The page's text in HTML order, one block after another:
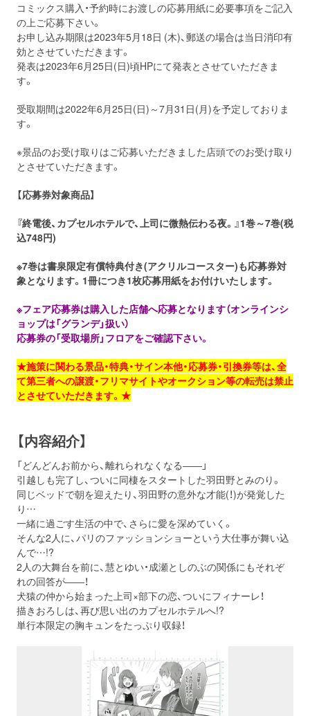
コミックス購入・予約時にお渡しの応募用紙に必要事項をご記入
の上ご応募下さい。
お申し込み期限は2023年5月18日 (木)、郵送の場合は当日消印有
効とさせていただきます。
発表は2023年6⽉25⽇(⽇)頃HPにて発表とさせていただきま
す。
受取期間は2022年6月25日(日)～7月31日(月)を予定しておりま
す。
※景品のお受け取りはご応募いただきました店頭でのお受け取り
とさせていただきます。
【応募券対象商品】
『終電後、カプセルホテルで、上司に微熱伝わる夜。』1巻～7巻(税
込748円)
※7巻は書泉限定有償特典付き(アクリルコースター)も応募券対
象となります。1冊につき1枚応募用紙をお付けいたします。
※フェア応募券は購入した店舗へ応募となります（オンラインシ
ョップは「グランデ」扱い）
応募券の「受取場所」フロアをご確認下さい。
★施策に関わる景品・特典・サイン本他・応募券・引換券等は、全
て第三者への譲渡・フリマサイトやオークション等の転売は禁止
とさせていただきます。★
【内容紹介】
「どんどんお前から、離れられなくなる――」
引越しも完了し、ついに同棲をスタートした羽田野とみのり。
同じベッドで朝を迎えたり、羽田野の意外な才能(！)が発覚した
り…
一緒に過ごす生活の中で、さらに愛を深めていく。
そんな2人に、パリのファッションショーという大仕事が舞い込
んで…!?
2人の大舞台を前に、慧とゆい・成瀬としのぶの関係にもそれぞ
れの回答が――！
犬猿の仲から始まった上司×部下の恋、ついにフィナーレ！
描きおろしは、再び思い出のカプセルホテルへ!?
単行本限定の胸キュンをたっぷり収録！